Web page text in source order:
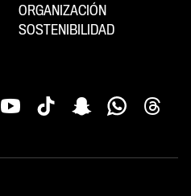
ORGANIZACIÓN
SOSTENIBILIDAD